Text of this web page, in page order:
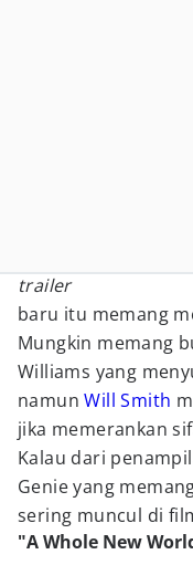
trailer
baru itu memang
Mungkin memang
Williams yang
namunWill Smith
jika memerankan
Kalau dari
Genie yang
sering muncul di
"A Whole New